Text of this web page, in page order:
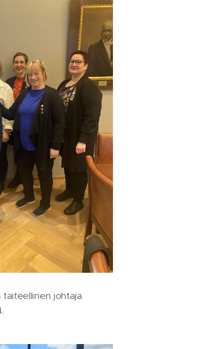
taiteellinen johtaja